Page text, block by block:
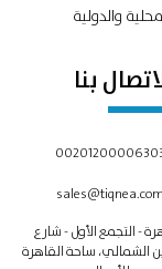
والدولية
بنا
sales@tiqnea.com
- التجمع الأول - شارع
الشمالي، ساحة القاهرة